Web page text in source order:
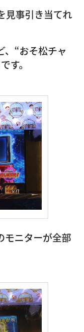
見事引き当てれ
、“おそ松チャ
す。
モニターが全部